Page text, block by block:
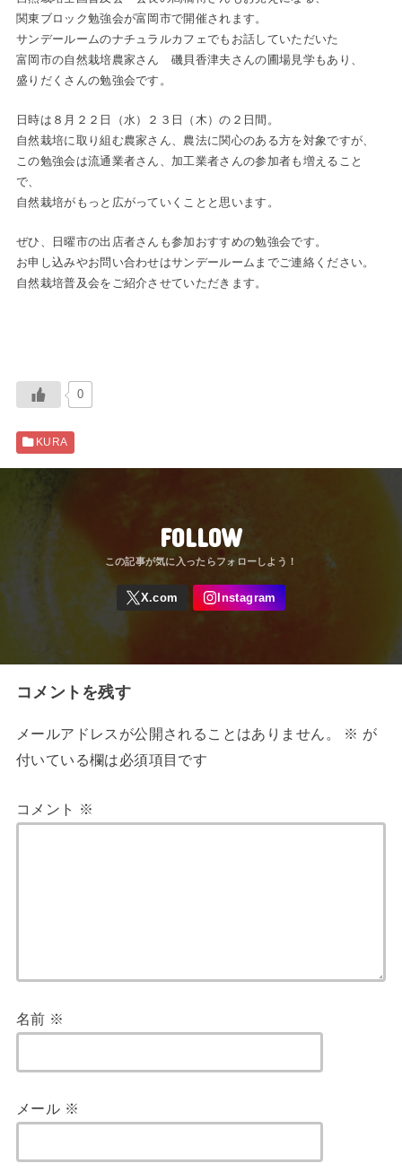
関東ブロック勉強会が富岡市で開催されます。
サンデールームのナチュラルカフェでもお話していただいた
富岡市の自然栽培農家さん 磯貝香津夫さんの圃場見学もあり、
盛りだくさんの勉強会です。
日時は８月２２日（水）２３日（木）の２日間。
自然栽培に取り組む農家さん、農法に関心のある方を対象ですが、
この勉強会は流通業者さん、加工業者さんの参加者も増えること
で、
自然栽培がもっと広がっていくことと思います。
ぜひ、日曜市の出店者さんも参加おすすめの勉強会です。
お申し込みやお問い合わせはサンデールームまでご連絡ください。
自然栽培普及会をご紹介させていただきます。
0
KURA
FOLLOW
コメントを残す
メールアドレスが公開されることはありません。 ※ が
付いている欄は必須項目です
コメント ※
名前 ※
メール ※